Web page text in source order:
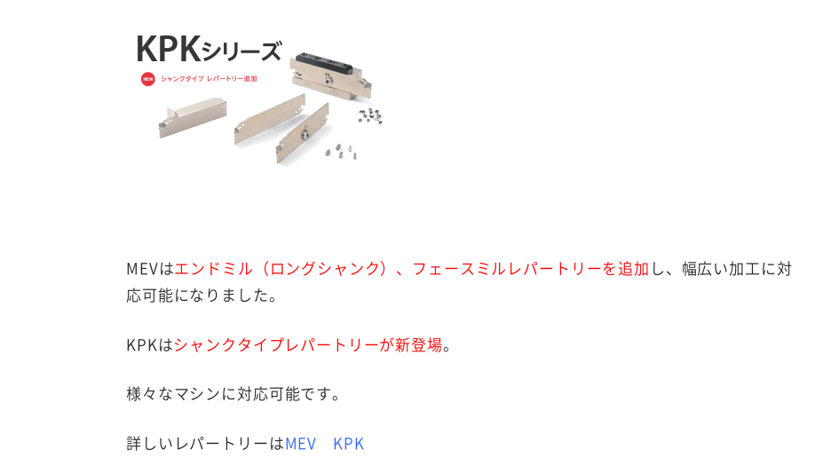
MEVはエンドミル（ロングシャンク）、フェースミルレパートリーを追加 し、幅広い加工に対
応可能になりました。
KPKはシャンクタイプレパートリーが新登場。
様々なマシンに対応可能です。
詳しいレパートリーはMEV KPK